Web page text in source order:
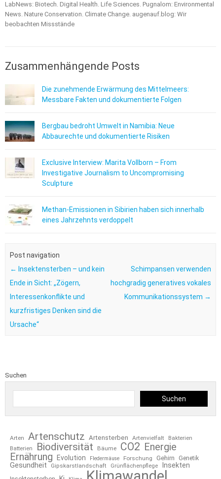
LabNews: Biotech. Digital Health. Life Sciences. Pugnalom: Environmental
News. Nature Conservation. Climate Change. augenauf.blog: Wir
beobachten Missstände
Zusammenhängende Posts
Die zunehmende Erwärmung des Mittelmeers:
Messbare Fakten und dokumentierte Folgen
Bergbau bedroht Umwelt in Namibia: Neue
Abbaurechte und dokumentierte Risiken
Exclusive Interview: Marita Vollborn – From
Investigative Journalism to Uncompromising
Sculpture
Methan-Emissionen in Sibirien haben sich innerhalb
eines Jahrzehnts verdoppelt
Post navigation
← Insektensterben – und kein
Ende in Sicht: „Zögern,
Interessenkonflikte und
kurzfristiges Denken sind die
Ursache“
Schimpansen verwenden
hochgradig generatives vokales
Kommunikationssystem →
Suchen
Suchen
Arten Artenschutz Artensterben Artenvielfalt
Bakterien
Batterien
Biodiversität Bäume CO2 Energie
Ernährung
Evolution Fledermäuse Forschung Gehirn Genetik
Gesundheit Gipskarstlandschaft Grünflächenpflege Insekten